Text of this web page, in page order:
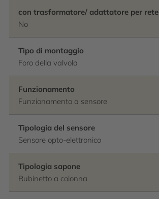
con trasformatore/ adattatore per rete
No
Tipo di montaggio
Foro della valvola
Funzionamento
Funzionamento a sensore
Tipologia del sensore
Sensore opto-elettronico
Tipologia sapone
Rubinetto a colonna